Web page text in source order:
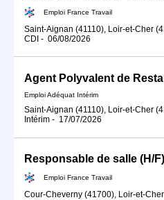
Emploi France Travail
Saint-Aignan (41110), Loir-et-Cher
CDI - 06/08/2026
Agent Polyvalent de
Emploi Adéquat Intérim
Saint-Aignan (41110), Loir-et-Cher
Intérim - 17/07/2026
Responsable de salle (H/F)
Emploi France Travail
Cour-Cheverny (41700), Loir-et-